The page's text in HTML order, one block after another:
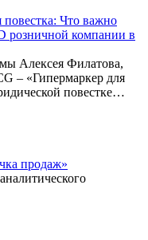
Что важно
розничной компании в
Алексея Филатова,
– «Гипермаркер для
повестке…